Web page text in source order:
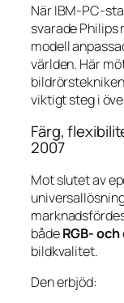
När IBM-PC-
svarade Philips
modell
världen. Här
viktigt steg i
Färg,
2007
Mot slutet av
bådeRGB-
bildkvalitet.
Den erbjöd: